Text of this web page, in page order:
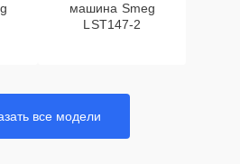
машина Smeg
LST147-2
все модели